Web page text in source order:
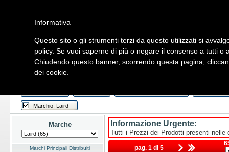
Home Listino Marchi Dati Cliente Servizi Company
Hardware Software Fotografia Telefonia Audio Video
Marchio: Laird
Marche
Marchi Principali Distribuiti
Informazione Urgente:
Tutti i Prezzi dei Prodotti presenti
pag. 1 di 5
Informativa
Questo sito o gli strumenti terzi da questo utilizzati si
policy. Se vuoi saperne di più o negare il consenso a tutti o
Chiudendo questo banner, scorrendo questa pagina,
dei cookie.